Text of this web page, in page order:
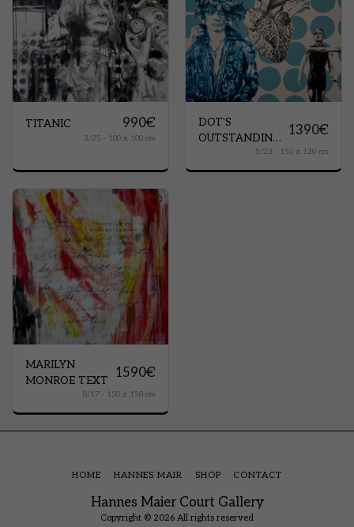
TITANIC 990€
3/25 - 100 x 100 cm
DOT'S
OUTSTANDING
1390€
5/23 - 150 x 120 cm
MARILYN
MONROE TEXT
1590€
8/17 - 150 x 150 cm
Hannes Maier Court Gallery
Copyright © 2026 All rights reserved
HOME HANNES MAIR SHOP CONTACT